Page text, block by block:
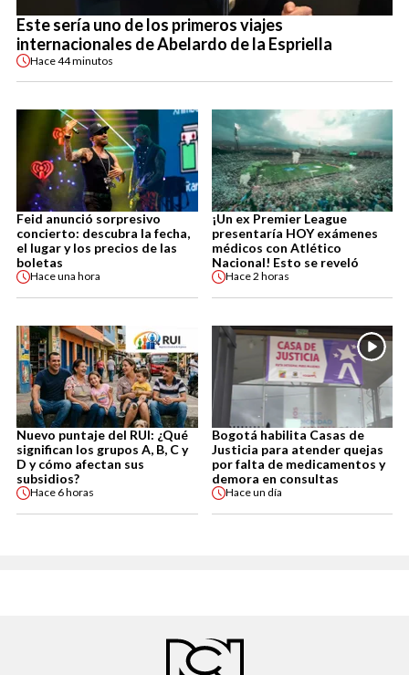
Este sería uno de los primeros viajes
internacionales de Abelardo de la Espriella
Hace44 minutos
Feid anunció sorpresivo
concierto: descubra la fecha,
el lugar y los precios de las
boletas
Haceuna hora
¡Un ex Premier League
presentaría HOY exámenes
médicos con Atlético
Nacional! Esto se reveló
Hace2 horas
Nuevo puntaje del RUI: ¿Qué
significan los grupos A, B, C y
D y cómo afectan sus
subsidios?
Hace 6 horas
Bogotá habilita Casas de
Justicia para atender quejas
por falta de medicamentos y
demora en consultas
Haceun día